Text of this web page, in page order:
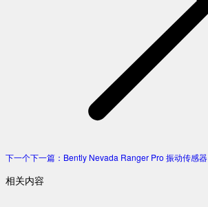
下一个下一篇： Bently Nevada Ranger Pro 振动传感器
相关内容